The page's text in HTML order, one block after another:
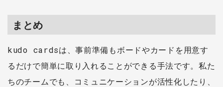
まとめ
kudo cardsは、事前準備もボードやカードを用意す
るだけで簡単に取り入れることができる手法です。私た
ちのチームでも、コミュニケーションが活性化したり、